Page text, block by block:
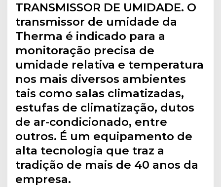
TRANSMISSOR DE UMIDADE. O
transmissor de umidade da
Therma é indicado para a
monitoração precisa de
umidade relativa e temperatura
nos mais diversos ambientes
tais como salas climatizadas,
estufas de climatização, dutos
de ar-condicionado, entre
outros. É um equipamento de
alta tecnologia que traz a
tradição de mais de 40 anos da
empresa.